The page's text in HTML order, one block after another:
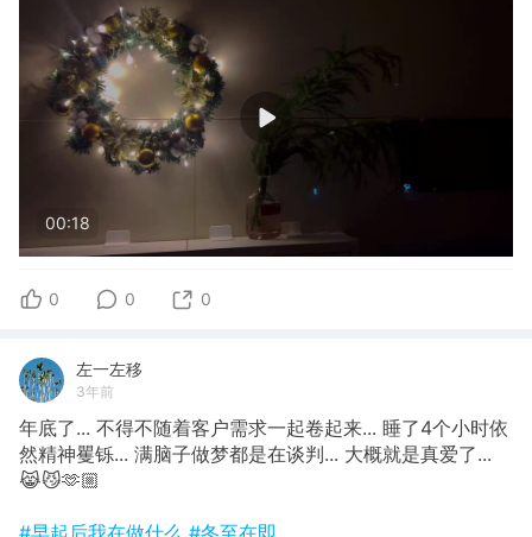
00:18
0 0 0
左一左移
3年前
年底了... 不得不随着客户需求一起卷起来... 睡了4个小时依
然精神矍铄... 满脑子做梦都是在谈判... 大概就是真爱了...
😹😼🫶🏼
#早起后我在做什么 #冬至在即